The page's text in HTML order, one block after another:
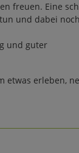
freuen. Eine
und dabei noch
und guter
etwas erleben,